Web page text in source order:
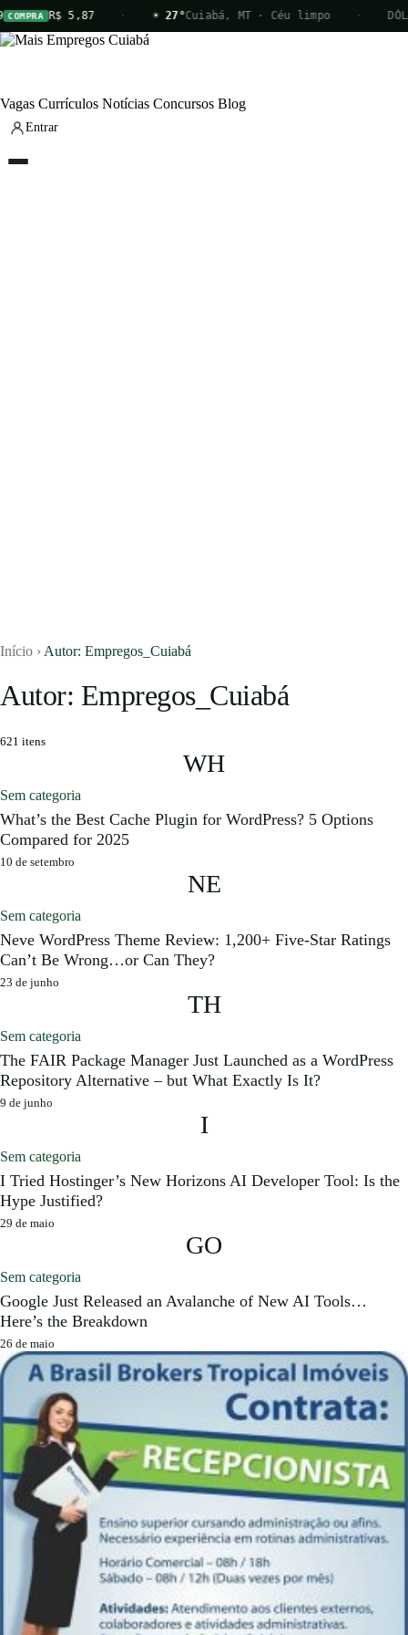
R$ 5,87 ☀ 27°Cuiabá, MT · Céu limpo
Vagas Currículos Notícias Concursos Blog
Entrar
Notícias
Concursos
Entrar
Início › Autor: Empregos_Cuiabá
Autor: Empregos_Cuiabá
621 itens
WH
Sem categoria
What’s the Best Cache Plugin for WordPress? 5 Options
Compared for 2025
10 de setembro
NE
Sem categoria
Neve WordPress Theme Review: 1,200+ Five-Star Ratings
Can’t Be Wrong…or Can They?
23 de junho
TH
Sem categoria
The FAIR Package Manager Just Launched as a WordPress
Repository Alternative – but What Exactly Is It?
9 de junho
I
Sem categoria
I Tried Hostinger’s New Horizons AI Developer Tool: Is the
Hype Justified?
29 de maio
GO
Sem categoria
Google Just Released an Avalanche of New AI Tools…
Here’s the Breakdown
26 de maio